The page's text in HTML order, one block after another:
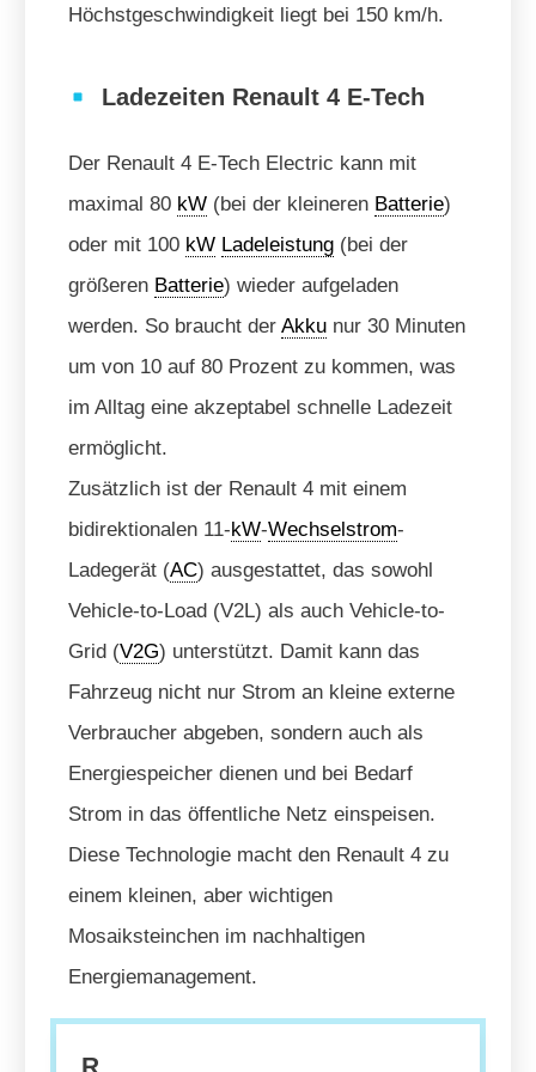
Höchstgeschwindigkeit liegt bei 150 km/h.
Ladezeiten Renault 4 E-Tech
Der Renault 4 E-Tech Electric kann mit
maximal 80 kW (bei der kleineren Batterie)
oder mit 100 kW Ladeleistung (bei der
größeren Batterie) wieder aufgeladen
werden. So braucht der Akku nur 30 Minuten
um von 10 auf 80 Prozent zu kommen, was
im Alltag eine akzeptabel schnelle Ladezeit
ermöglicht.
Zusätzlich ist der Renault 4 mit einem
bidirektionalen 11-kW-Wechselstrom-
Ladegerät (AC) ausgestattet, das sowohl
Vehicle-to-Load (V2L) als auch Vehicle-to-
Grid (V2G) unterstützt. Damit kann das
Fahrzeug nicht nur Strom an kleine externe
Verbraucher abgeben, sondern auch als
Energiespeicher dienen und bei Bedarf
Strom in das öffentliche Netz einspeisen.
Diese Technologie macht den Renault 4 zu
einem kleinen, aber wichtigen
Mosaiksteinchen im nachhaltigen
Energiemanagement.
R